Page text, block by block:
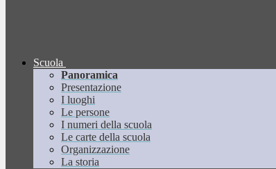
Scuola
Panoramica
Presentazione
I luoghi
Le persone
I numeri della scuola
Le carte della scuola
Organizzazione
La storia